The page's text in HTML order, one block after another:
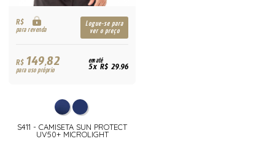
R$
para revenda
Logue-se para
ver o preço
R$149,82
para uso próprio
em até
5x R$ 29,96
S411 - CAMISETA SUN PROTECT
UV50+ MICROLIGHT